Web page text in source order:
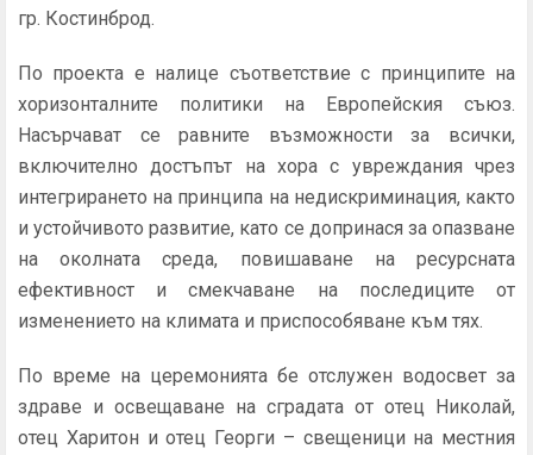
гр. Костинброд.
По проекта е налице съответствие с принципите на
хоризонталните политики на Европейския съюз.
Насърчават се равните възможности за всички,
включително достъпът на хора с увреждания чрез
интегрирането на принципа на недискриминация, както
и устойчивото развитие, като се допринася за опазване
на околната среда, повишаване на ресурсната
ефективност и смекчаване на последиците от
изменението на климата и приспособяване към тях.
По време на церемонията бе отслужен водосвет за
здраве и освещаване на сградата от отец Николай,
отец Харитон и отец Георги – свещеници на местния